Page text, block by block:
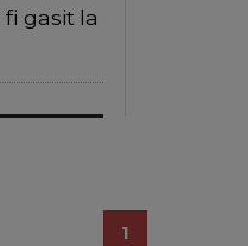
gasit la
1